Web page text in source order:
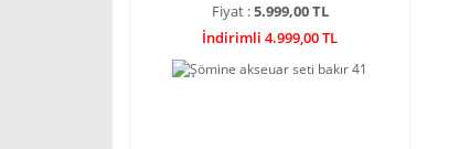
Fiyat :5.999,00 TL
İndirimli 4.999,00 TL